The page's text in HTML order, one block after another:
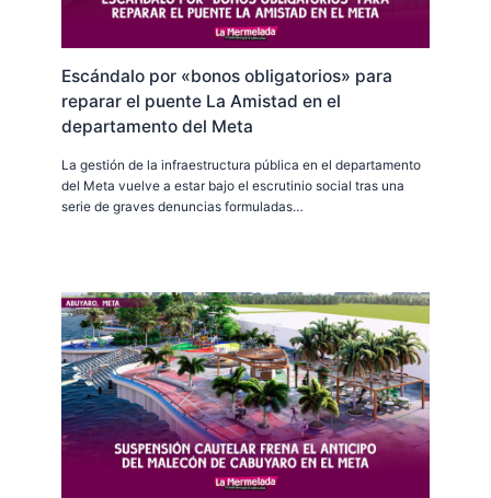
Escándalo por «bonos obligatorios» para
reparar el puente La Amistad en el
departamento del Meta
La gestión de la infraestructura pública en el departamento
del Meta vuelve a estar bajo el escrutinio social tras una
serie de graves denuncias formuladas…